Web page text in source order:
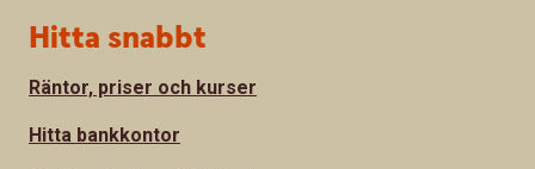
Hitta snabbt
Räntor, priser och kurser
Hitta bankkontor